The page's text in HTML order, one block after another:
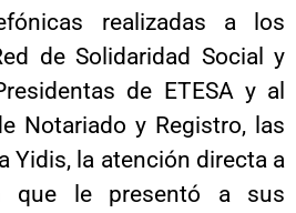
realizadas a los
de Solidaridad Social y
de ETESA y al
Notariado y Registro, las
Yidis, la atención directa a
que le presentó a sus